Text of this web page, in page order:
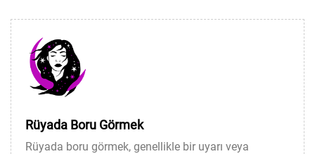
Rüyada Boru Görmek
Rüyada boru görmek, genellikle bir uyarı veya